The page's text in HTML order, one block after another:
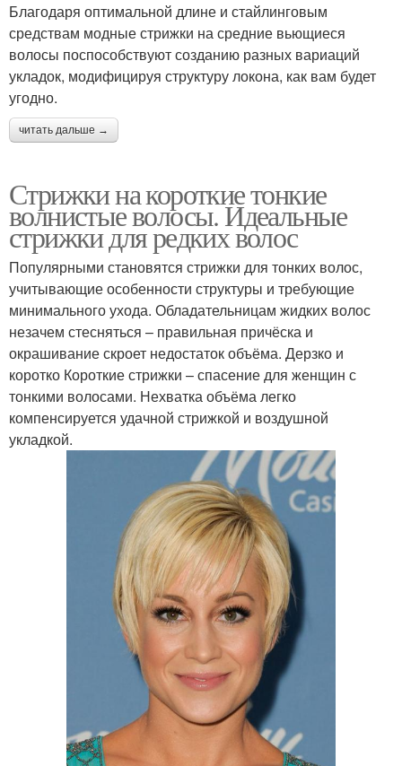
Благодаря оптимальной длине и стайлинговым
средствам модные стрижки на средние вьющиеся
волосы поспособствуют созданию разных вариаций
укладок, модифицируя структуру локона, как вам будет
угодно.
читать дальше →
Стрижки на короткие тонкие
волнистые волосы. Идеальные
стрижки для редких волос
Популярными становятся стрижки для тонких волос,
учитывающие особенности структуры и требующие
минимального ухода. Обладательницам жидких волос
незачем стесняться – правильная причёска и
окрашивание скроет недостаток объёма. Дерзко и
коротко Короткие стрижки – спасение для женщин с
тонкими волосами. Нехватка объёма легко
компенсируется удачной стрижкой и воздушной
укладкой.